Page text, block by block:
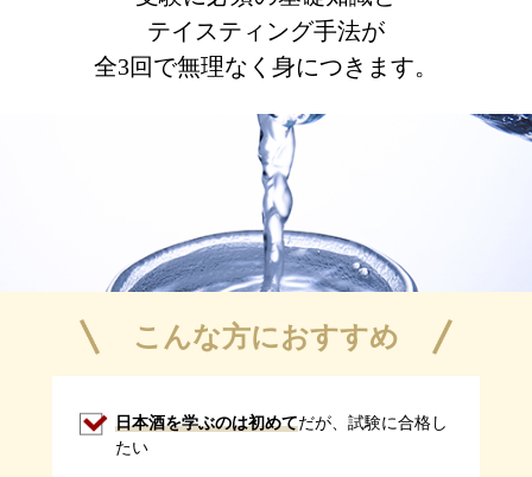
テイスティング手法が
全3回で無理なく身につきます。
こんな方におすすめ
日本酒を学ぶのは初めてだが、試験に合格し
たい